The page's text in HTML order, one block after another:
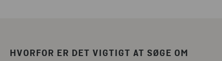
HVORFOR ER DET VIGTIGT AT SØGE OM